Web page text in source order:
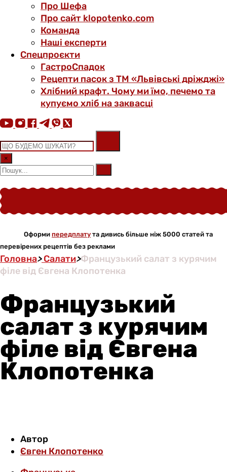
Про Шефа
Про сайт klopotenko.com
Команда
Наші експерти
Спецпроєкти
ГастроСпадок
Рецепти пасок з ТМ «Львівські дріжджі»
Хлібний крафт. Чому ми їмо, печемо та
купуємо хліб на заквасці
×
Оформи передплату та дивись більше ніж 5000 статей та
перевірених рецептів без реклами
Головна>Салати>Французький салат з курячим
філе від Євгена Клопотенка
Французький
салат з курячим
філе від Євгена
Клопотенка
Автор
Євген Клопотенко